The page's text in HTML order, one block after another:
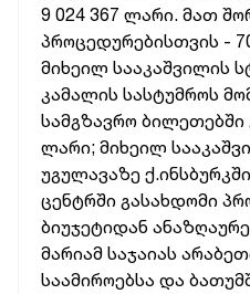
9 024 367 ლარი. მათ
პროცედურებისთვის -
მიხეილ სააკაშვილის
კამალის სასტუმროს
სამგზავრო
ლარი; მიხეილ
უგულავაზე
ცენტრში გასახდომი
ბიუჯეტიდან
მარიამ საჯაიას
საამიროებსა და